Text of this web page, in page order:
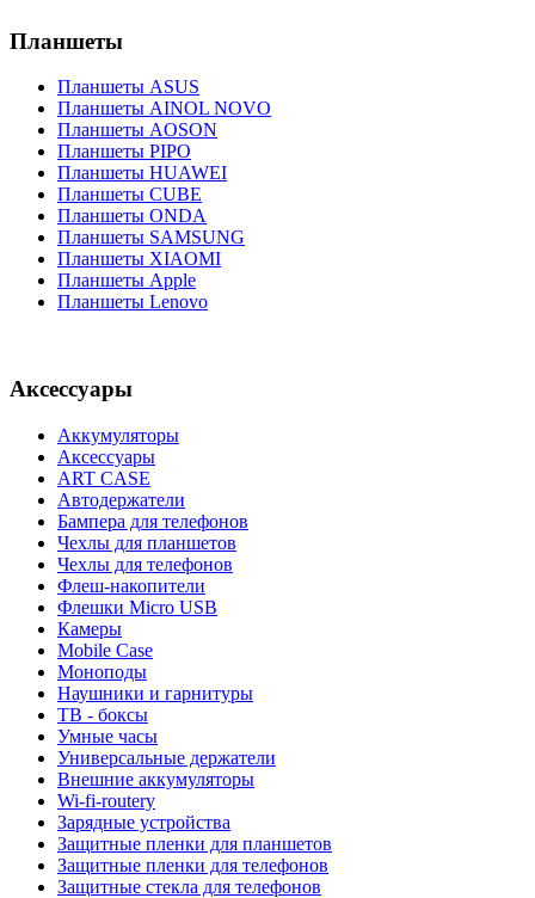
Планшеты
Планшеты ASUS
Планшеты AINOL NOVO
Планшеты AOSON
Планшеты PIPO
Планшеты HUAWEI
Планшеты CUBE
Планшеты ONDA
Планшеты SAMSUNG
Планшеты XIAOMI
Планшеты Apple
Планшеты Lenovo
Аксессуары
Аккумуляторы
Аксессуары
ART CASE
Автодержатели
Бампера для телефонов
Чехлы для планшетов
Чехлы для телефонов
Флеш-накопители
Флешки Micro USB
Камеры
Mobile Case
Моноподы
Наушники и гарнитуры
ТВ - боксы
Умные часы
Универсальные держатели
Внешние аккумуляторы
Wi-fi-routery
Зарядные устройства
Защитные пленки для планшетов
Защитные пленки для телефонов
Защитные стекла для телефонов